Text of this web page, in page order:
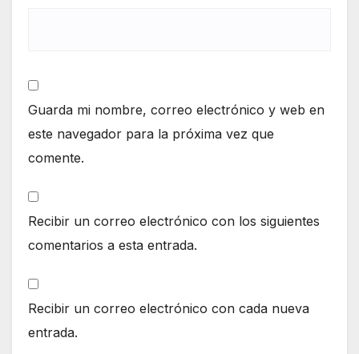
Guarda mi nombre, correo electrónico y web en
este navegador para la próxima vez que
comente.
Recibir un correo electrónico con los siguientes
comentarios a esta entrada.
Recibir un correo electrónico con cada nueva
entrada.